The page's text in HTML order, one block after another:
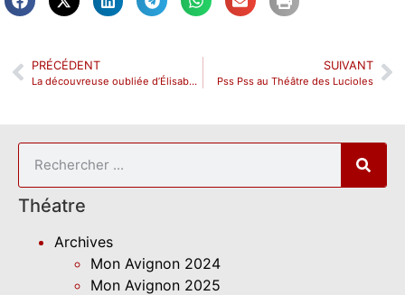
Théatre
Archives
Mon Avignon 2024
Mon Avignon 2025
PRÉCÉDENT
La découvreuse oubliée d’Élisabeth Bouchaud à l’Avignon-Reine Blanche
SUIVANT
Pss Pss au Théâtre des Lucioles